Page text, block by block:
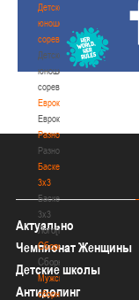
Детско-
юношеские
соревнования
Детско-
юношеские
соревнования
Еврокубки
Еврокубки
Разное
Разное
Баскетбол
3х3
Баскетбол
3х3
Лого[modid=121]
Сборные
Сборные
Мужские
сборные
Актуально
Чемпионат Женщины
Детские школы
Антидопинг